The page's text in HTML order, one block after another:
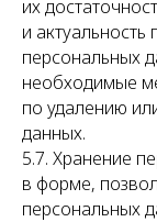
их
и
персональных
необходимые
по удалению
данных.
5.7. Хранение
в форме,
персональных